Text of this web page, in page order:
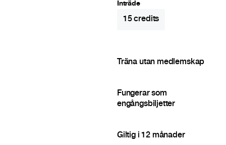
Inträde
15credits
Träna utan medlemskap
Fungerar som
engångsbiljetter
Giltig i 12 månader